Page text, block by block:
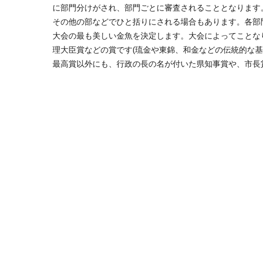
に部門分けがされ、部門ごとに審査されることとなりま
その他の部などでひと括りにされる場合もあります。各
大会の最も美しい金魚を決定します。大会によってこと
理大臣賞などの賞です(琉金や東錦、和金などの伝統的な
最高賞以外にも、行政の長の名が付いた県知事賞や、市長